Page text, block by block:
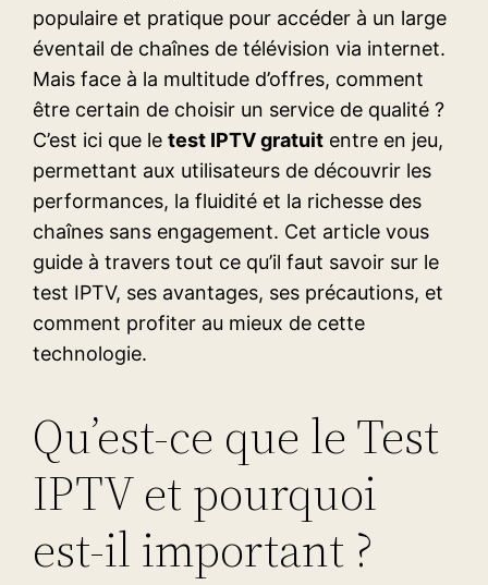
populaire et pratique pour accéder à un large
éventail de chaînes de télévision via internet.
Mais face à la multitude d’offres, comment
être certain de choisir un service de qualité ?
C’est ici que letest IPTV gratuit entre en jeu,
permettant aux utilisateurs de découvrir les
performances, la fluidité et la richesse des
chaînes sans engagement. Cet article vous
guide à travers tout ce qu’il faut savoir sur le
test IPTV, ses avantages, ses précautions, et
comment profiter au mieux de cette
technologie.
Qu’est-ce que le Test
IPTV et pourquoi
est-il important ?